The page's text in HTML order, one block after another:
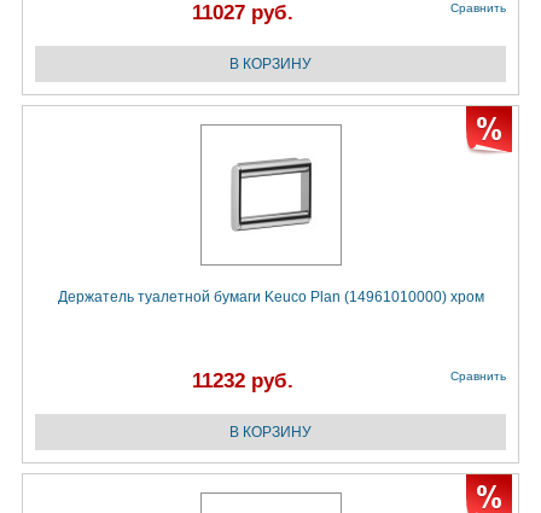
11027 руб. Сравнить
Держатель туалетной бумаги Keuco Plan (14961010000) хром
11232 руб. Сравнить